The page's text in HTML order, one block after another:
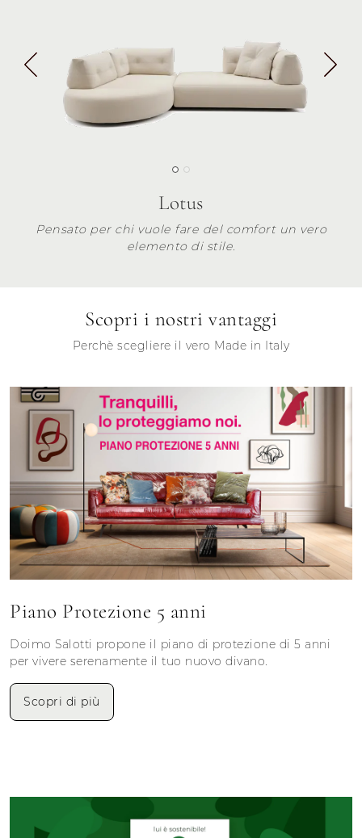
Lotus
Pensato per chi vuole fare del comfort un vero
elemento di stile.
Scopri i nostri vantaggi
Perchè scegliere il vero Made in Italy
Piano Protezione 5 anni
Doimo Salotti propone il piano di protezione di 5 anni
per vivere serenamente il tuo nuovo divano.
Scopri di più